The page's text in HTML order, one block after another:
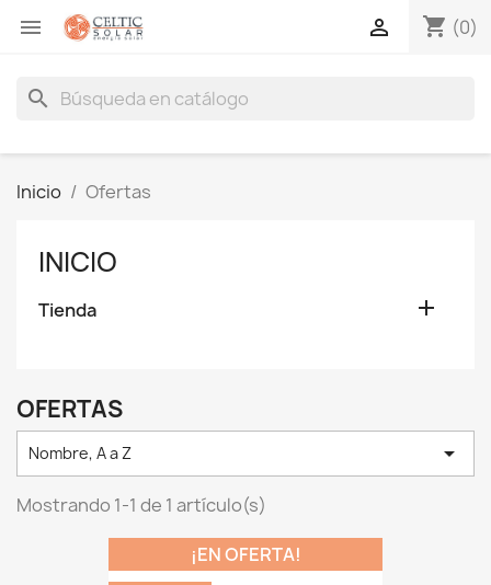
 shopping_cart (0)

search
Inicio Ofertas
INICIO
Tienda 
OFERTAS
Nombre, A a Z 
Mostrando 1-1 de 1 artículo(s)
¡EN OFERTA!